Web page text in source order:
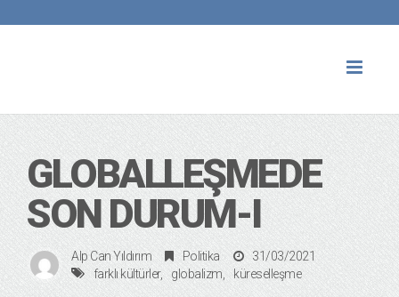
GLOBALLEŞMEDE
SON DURUM-I
Alp Can Yıldırım Politika
31/03/2021
farklı kültürler
globalizm küreselleşme